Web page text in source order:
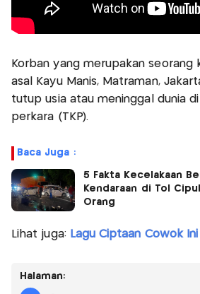
Korban yang merupakan seorang
asal Kayu Manis, Matraman,
tutup usia atau meninggal dunia
perkara (TKP).
Baca Juga :
5 Fakta Kecelakaan
Kendaraan di Tol
Orang
Lihat juga: Lagu Ciptaan Cowok Ini
Halaman: